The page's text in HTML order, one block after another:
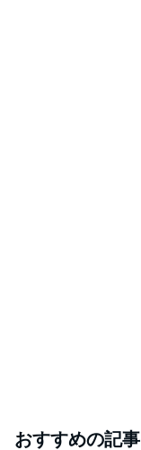
おすすめの記事